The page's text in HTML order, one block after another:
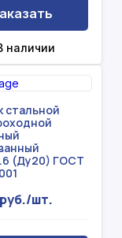
наличии
стальной
(Ду20) ГОСТ
шт.